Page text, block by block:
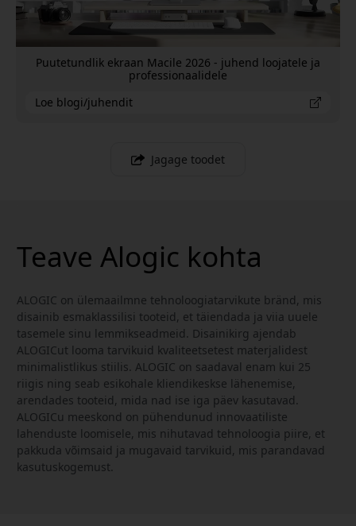
Puutetundlik ekraan Macile 2026 - juhend loojatele ja
professionaalidele
Loe blogi/juhendit
Jagage toodet
Teave Alogic kohta
ALOGIC on ülemaailmne tehnoloogiatarvikute bränd, mis
disainib esmaklassilisi tooteid, et täiendada ja viia uuele
tasemele sinu lemmikseadmeid. Disainikirg ajendab
ALOGICut looma tarvikuid kvaliteetsetest materjalidest
minimalistlikus stiilis. ALOGIC on saadaval enam kui 25
riigis ning seab esikohale kliendikeskse lähenemise,
arendades tooteid, mida nad ise iga päev kasutavad.
ALOGICu meeskond on pühendunud innovaatiliste
lahenduste loomisele, mis nihutavad tehnoloogia piire, et
pakkuda võimsaid ja mugavaid tarvikuid, mis parandavad
kasutuskogemust.